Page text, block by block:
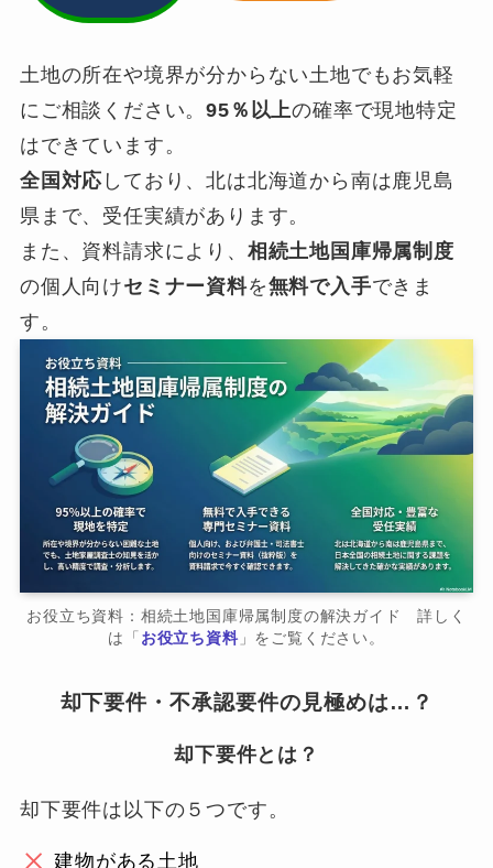
土地の所在や境界が分からない土地でもお気軽
にご相談ください。95％以上の確率で現地特定
はできています。
全国対応 しており、北は北海道から南は鹿児島
県まで、受任実績があります。
また、資料請求により、 相続土地国庫帰属制度
の個人向けセミナー資料を無料で入手できま
す。
お役立ち資料：相続土地国庫帰属制度の解決ガイド 詳しく
は「 お役立ち資料」をご覧ください。
却下要件・不承認要件の見極めは…？
却下要件とは？
却下要件は以下の５つです。
建物がある土地